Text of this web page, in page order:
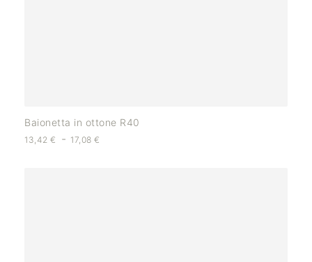
Baionetta in ottone R40
13,42 € - 17,08€